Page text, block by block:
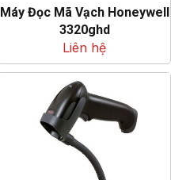
Máy Đọc Mã Vạch Honeywell
3320ghd
Liên hệ